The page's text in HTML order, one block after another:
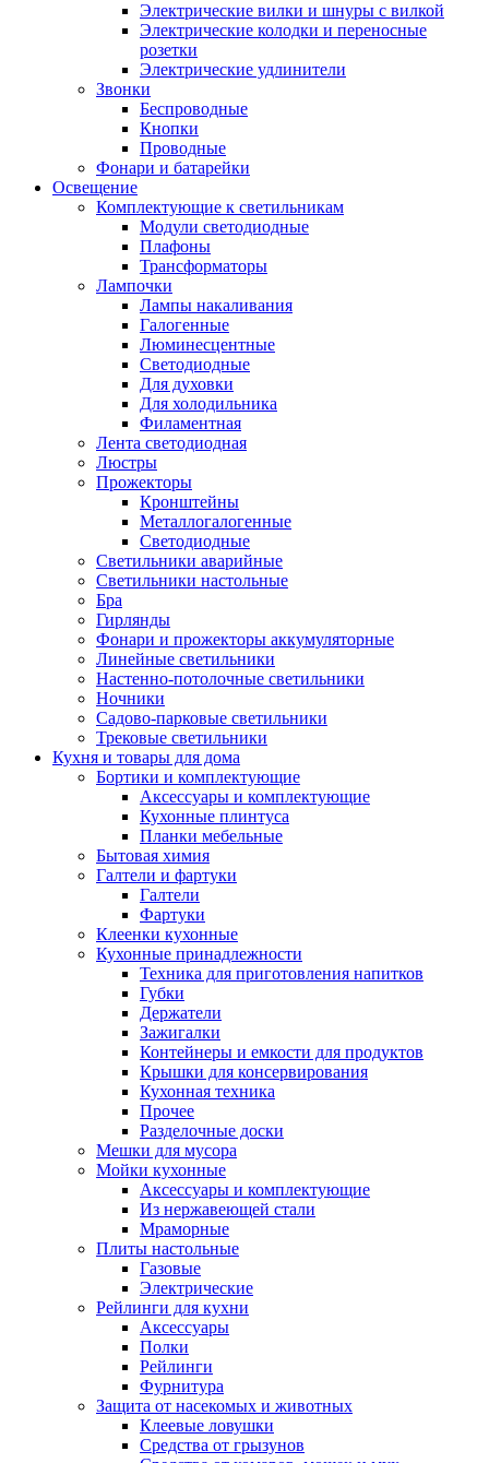
Электрические вилки и шнуры с вилкой
Электрические колодки и переносные
розетки
Электрические удлинители
Звонки
Беспроводные
Кнопки
Проводные
Фонари и батарейки
Освещение
Комплектующие к светильникам
Модули светодиодные
Плафоны
Трансформаторы
Лампочки
Лампы накаливания
Галогенные
Люминесцентные
Светодиодные
Для духовки
Для холодильника
Филаментная
Лента светодиодная
Люстры
Прожекторы
Кронштейны
Металлогалогенные
Светодиодные
Светильники аварийные
Светильники настольные
Бра
Гирлянды
Фонари и прожекторы аккумуляторные
Линейные светильники
Настенно-потолочные светильники
Ночники
Садово-парковые светильники
Трековые светильники
Кухня и товары для дома
Бортики и комплектующие
Аксессуары и комплектующие
Кухонные плинтуса
Планки мебельные
Бытовая химия
Галтели и фартуки
Галтели
Фартуки
Клеенки кухонные
Кухонные принадлежности
Техника для приготовления напитков
Губки
Держатели
Зажигалки
Контейнеры и емкости для продуктов
Крышки для консервирования
Кухонная техника
Прочее
Разделочные доски
Мешки для мусора
Мойки кухонные
Аксессуары и комплектующие
Из нержавеющей стали
Мраморные
Плиты настольные
Газовые
Электрические
Рейлинги для кухни
Аксессуары
Полки
Рейлинги
Фурнитура
Защита от насекомых и животных
Клеевые ловушки
Средства от грызунов